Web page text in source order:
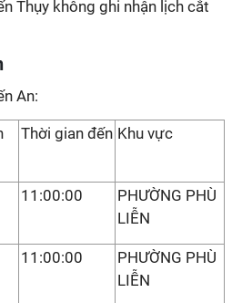
Thụy không ghi nhận lịch cắt
An:
Thời gian đến Khu vực
11:00:00
PHƯỜNG PHÙ
LIỄN
11:00:00
PHƯỜNG PHÙ
LIỄN